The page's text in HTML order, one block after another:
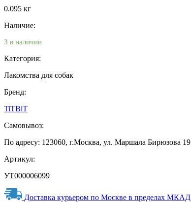
0.095 кг
Наличие:
3 в наличии
Категория:
Лакомства для собак
Бренд:
TiTBiT
Самовывоз:
По адресу: 123060, г.Москва, ул. Маршала Бирюзова
Артикул:
УТ000006099
Доставка курьером по Москве в пределах МКАД